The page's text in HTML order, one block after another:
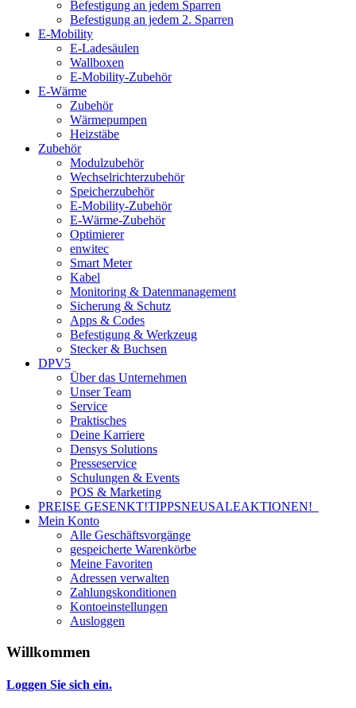
Befestigung an jedem Sparren
Befestigung an jedem 2. Sparren
E-Mobility
E-Ladesäulen
Wallboxen
E-Mobility-Zubehör
E-Wärme
Zubehör
Wärmepumpen
Heizstäbe
Zubehör
Modulzubehör
Wechselrichterzubehör
Speicherzubehör
E-Mobility-Zubehör
E-Wärme-Zubehör
Optimierer
enwitec
Smart Meter
Kabel
Monitoring & Datenmanagement
Sicherung & Schutz
Apps & Codes
Befestigung & Werkzeug
Stecker & Buchsen
DPV5
Über das Unternehmen
Unser Team
Service
Praktisches
Deine Karriere
Densys Solutions
Presseservice
Schulungen & Events
POS & Marketing
PREISE GESENKT!TIPPSNEUSALEAKTIONEN!
Mein Konto
Alle Geschäftsvorgänge
gespeicherte Warenkörbe
Meine Favoriten
Adressen verwalten
Zahlungskonditionen
Kontoeinstellungen
Ausloggen
Willkommen
Loggen Sie sich ein.